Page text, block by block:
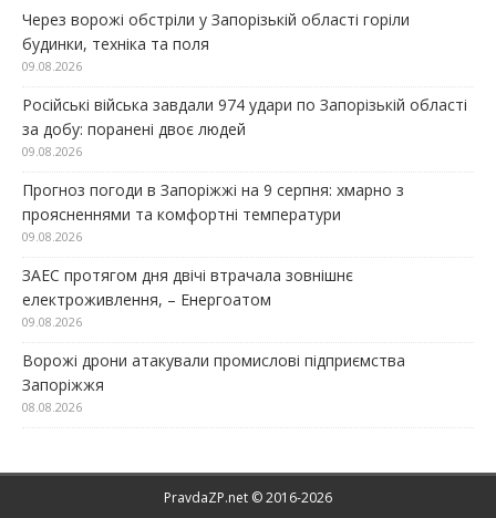
Через ворожі обстріли у Запорізькій області горіли
будинки, техніка та поля
09.08.2026
Російські війська завдали 974 удари по Запорізькій області
за добу: поранені двоє людей
09.08.2026
Прогноз погоди в Запоріжжі на 9 серпня: хмарно з
проясненнями та комфортні температури
09.08.2026
ЗАЕС протягом дня двічі втрачала зовнішнє
електроживлення, – Енергоатом
09.08.2026
Ворожі дрони атакували промислові підприємства
Запоріжжя
08.08.2026
PravdaZP.net © 2016-2026